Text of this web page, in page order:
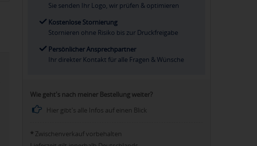
Sie senden Ihr Logo, wir prüfen & optimieren
Kostenlose Stornierung
Stornieren ohne Risiko bis zur Druckfreigabe
Persönlicher Ansprechpartner
Ihr direkter Kontakt für alle Fragen & Wünsche
Wie geht's nach meiner Bestellung weiter?
Hier gibt's alle Infos auf einen Blick
* Zwischenverkauf vorbehalten